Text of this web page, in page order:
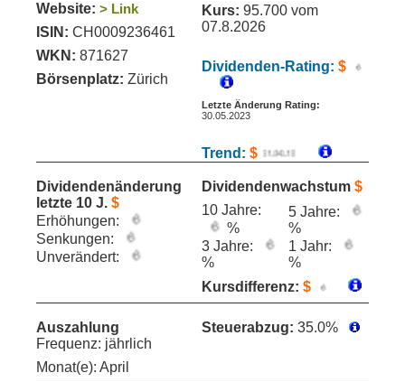
Website: > Link
ISIN: CH0009236461
WKN: 871627
Börsenplatz: Zürich
Kurs: 95.700 vom
07.8.2026
Dividenden-Rating: $
Letzte Änderung Rating:
30.05.2023
Trend: $
Dividendenänderung
letzte 10 J. $
Erhöhungen:
Senkungen:
Unverändert:
Dividendenwachstum $
10 Jahre:
%
5 Jahre:
%
3 Jahre:
%
1 Jahr:
%
Kursdifferenz: $
Auszahlung
Frequenz: jährlich
Monat(e): April
Steuerabzug: 35.0%